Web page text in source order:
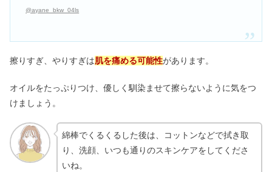
@ayane_bkw_04ls
擦りすぎ、やりすぎは肌を痛める可能性があります。
オイルをたっぷりつけ、優しく馴染ませて擦らないように気をつ
けましょう。
綿棒でくるくるした後は、コットンなどで拭き取
り、洗顔、いつも通りのスキンケアをしてくださ
いね。